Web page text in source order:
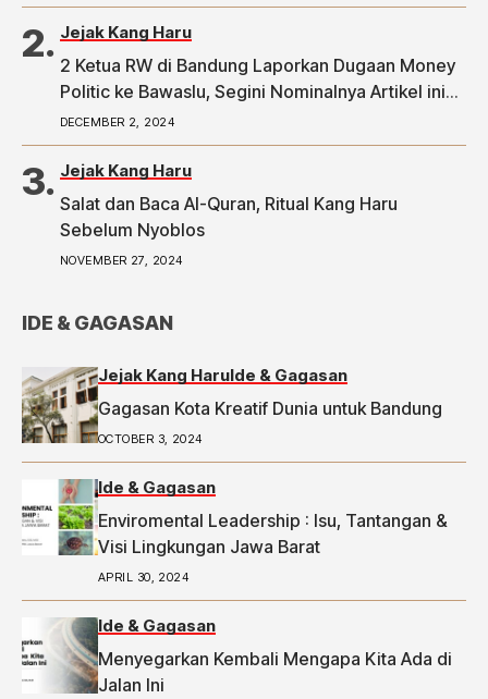
Jejak Kang Haru
2 Ketua RW di Bandung Laporkan Dugaan Money
Politic ke Bawaslu, Segini Nominalnya Artikel ini
telah tayang di Tribunpriangan.com dengan judul
2 Ketua RW di Bandung Laporkan Dugaan Money
Politic ke Bawaslu, Segini Nominalnya,
https://priangan.tribunnews.com/2024/11/30/2-
ketua-rw-di-bandung-laporkan-dugaan-money-
DECEMBER 2, 2024
Jejak Kang Haru
Salat dan Baca Al-Quran, Ritual Kang Haru
Sebelum Nyoblos
NOVEMBER 27, 2024
IDE & GAGASAN
Jejak Kang HaruIde & Gagasan
Gagasan Kota Kreatif Dunia untuk Bandung
OCTOBER 3, 2024
Ide & Gagasan
Enviromental Leadership : Isu, Tantangan &
Visi Lingkungan Jawa Barat
APRIL 30, 2024
Ide & Gagasan
Menyegarkan Kembali Mengapa Kita Ada di
Jalan Ini